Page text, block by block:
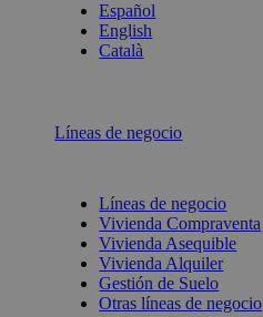
Español
English
Català
Líneas de negocio
Líneas de negocio
Vivienda Compraventa
Vivienda Asequible
Vivienda Alquiler
Gestión de Suelo
Otras líneas de negocio